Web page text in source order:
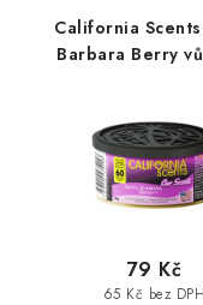
California Scents
Barbara Berry
65 Kč bez DPH
79 Kč